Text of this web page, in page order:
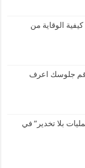
الوقاية من
بأسوان 2026..برقم جلوسك اعرف
بلا تخدير” في